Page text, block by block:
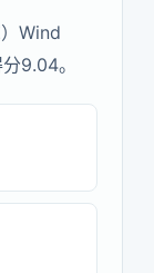
Wind
9.04。